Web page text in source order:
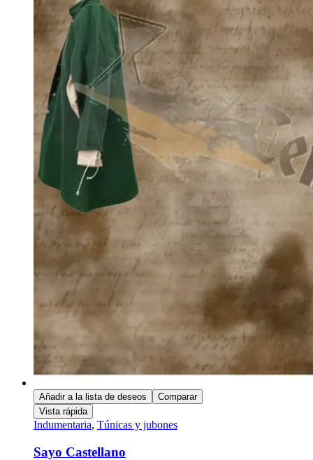
Añadir a la lista de deseos
Comparar
Vista rápida
Indumentaria, Túnicas y jubones
Sayo Castellano